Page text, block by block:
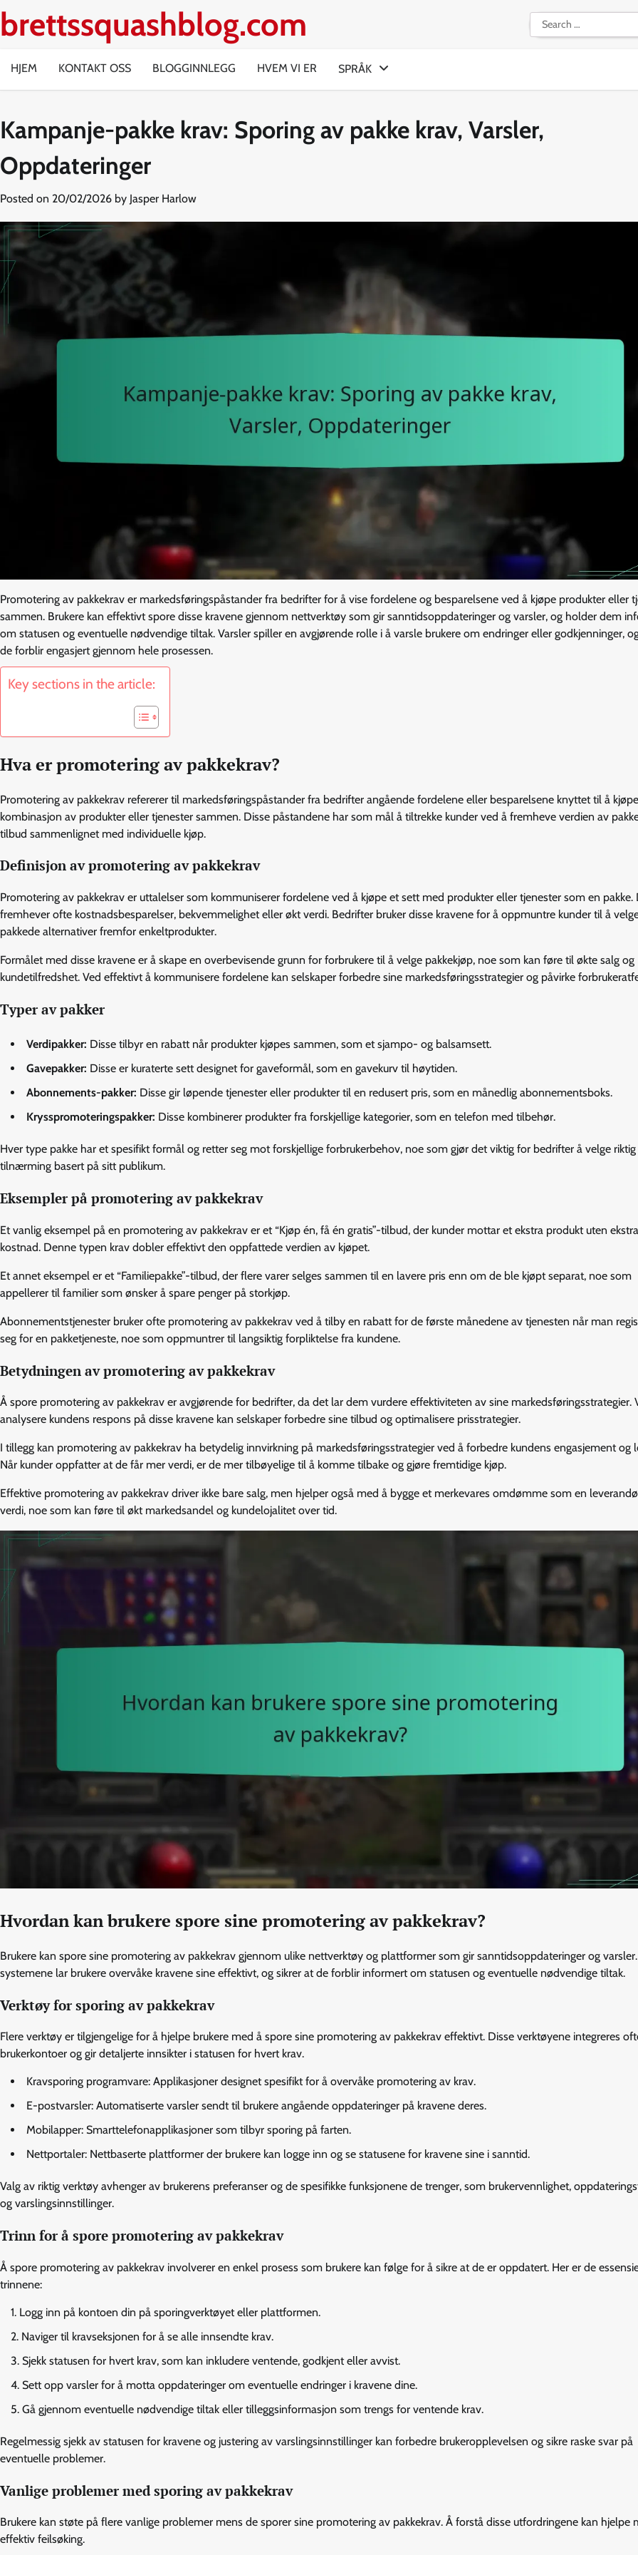
to
brettssquashblog.com
Search
for:
HJEM KONTAKT OSS BLOGGINNLEGG HVEM VI ER SPRÅK
Kampanje-pakke krav: Sporing av pakke krav, Varsler,
Oppdateringer
Posted on 20/02/2026 by Jasper Harlow
Promotering av pakkekrav er markedsføringspåstander fra bedrifter for å vise fordelene og besparelsene ved å kjøpe produkter eller
sammen. Brukere kan effektivt spore disse kravene gjennom nettverktøy som gir sanntidsoppdateringer og varsler, og holder dem
om statusen og eventuelle nødvendige tiltak. Varsler spiller en avgjørende rolle i å varsle brukere om endringer eller godkjenninger,
de forblir engasjert gjennom hele prosessen.
Key sections in the article:
Hva er promotering av pakkekrav?
Promotering av pakkekrav refererer til markedsføringspåstander fra bedrifter angående fordelene eller besparelsene knyttet til å
kombinasjon av produkter eller tjenester sammen. Disse påstandene har som mål å tiltrekke kunder ved å fremheve verdien av
tilbud sammenlignet med individuelle kjøp.
Definisjon av promotering av pakkekrav
Promotering av pakkekrav er uttalelser som kommuniserer fordelene ved å kjøpe et sett med produkter eller tjenester som en pakke.
fremhever ofte kostnadsbesparelser, bekvemmelighet eller økt verdi. Bedrifter bruker disse kravene for å oppmuntre kunder til å
pakkede alternativer fremfor enkeltprodukter.
Formålet med disse kravene er å skape en overbevisende grunn for forbrukere til å velge pakkekjøp, noe som kan føre til økte salg og
kundetilfredshet. Ved effektivt å kommunisere fordelene kan selskaper forbedre sine markedsføringsstrategier og påvirke
Typer av pakker
Verdipakker: Disse tilbyr en rabatt når produkter kjøpes sammen, som et sjampo- og balsamsett.
Gavepakker: Disse er kuraterte sett designet for gaveformål, som en gavekurv til høytiden.
Abonnements-pakker: Disse gir løpende tjenester eller produkter til en redusert pris, som en månedlig abonnementsboks.
Krysspromoteringspakker: Disse kombinerer produkter fra forskjellige kategorier, som en telefon med tilbehør.
Hver type pakke har et spesifikt formål og retter seg mot forskjellige forbrukerbehov, noe som gjør det viktig for bedrifter å velge riktig
tilnærming basert på sitt publikum.
Eksempler på promotering av pakkekrav
Et vanlig eksempel på en promotering av pakkekrav er et “Kjøp én, få én gratis”-tilbud, der kunder mottar et ekstra produkt uten ekstra
kostnad. Denne typen krav dobler effektivt den oppfattede verdien av kjøpet.
Et annet eksempel er et “Familiepakke”-tilbud, der flere varer selges sammen til en lavere pris enn om de ble kjøpt separat, noe som
appellerer til familier som ønsker å spare penger på storkjøp.
Abonnementstjenester bruker ofte promotering av pakkekrav ved å tilby en rabatt for de første månedene av tjenesten når man
seg for en pakketjeneste, noe som oppmuntrer til langsiktig forpliktelse fra kundene.
Betydningen av promotering av pakkekrav
Å spore promotering av pakkekrav er avgjørende for bedrifter, da det lar dem vurdere effektiviteten av sine markedsføringsstrategier.
analysere kundens respons på disse kravene kan selskaper forbedre sine tilbud og optimalisere prisstrategier.
I tillegg kan promotering av pakkekrav ha betydelig innvirkning på markedsføringsstrategier ved å forbedre kundens engasjement og
Når kunder oppfatter at de får mer verdi, er de mer tilbøyelige til å komme tilbake og gjøre fremtidige kjøp.
Effektive promotering av pakkekrav driver ikke bare salg, men hjelper også med å bygge et merkevares omdømme som en
verdi, noe som kan føre til økt markedsandel og kundelojalitet over tid.
Hvordan kan brukere spore sine promotering av pakkekrav?
Brukere kan spore sine promotering av pakkekrav gjennom ulike nettverktøy og plattformer som gir sanntidsoppdateringer og
systemene lar brukere overvåke kravene sine effektivt, og sikrer at de forblir informert om statusen og eventuelle nødvendige tiltak.
Verktøy for sporing av pakkekrav
Flere verktøy er tilgjengelige for å hjelpe brukere med å spore sine promotering av pakkekrav effektivt. Disse verktøyene integreres
brukerkontoer og gir detaljerte innsikter i statusen for hvert krav.
Kravsporing programvare: Applikasjoner designet spesifikt for å overvåke promotering av krav.
E-postvarsler: Automatiserte varsler sendt til brukere angående oppdateringer på kravene deres.
Mobilapper: Smarttelefonapplikasjoner som tilbyr sporing på farten.
Nettportaler: Nettbaserte plattformer der brukere kan logge inn og se statusene for kravene sine i sanntid.
Valg av riktig verktøy avhenger av brukerens preferanser og de spesifikke funksjonene de trenger, som brukervennlighet,
og varslingsinnstillinger.
Trinn for å spore promotering av pakkekrav
Å spore promotering av pakkekrav involverer en enkel prosess som brukere kan følge for å sikre at de er oppdatert. Her er de
trinnene:
Logg inn på kontoen din på sporingverktøyet eller plattformen.
Naviger til kravseksjonen for å se alle innsendte krav.
Sjekk statusen for hvert krav, som kan inkludere ventende, godkjent eller avvist.
Sett opp varsler for å motta oppdateringer om eventuelle endringer i kravene dine.
Gå gjennom eventuelle nødvendige tiltak eller tilleggsinformasjon som trengs for ventende krav.
Regelmessig sjekk av statusen for kravene og justering av varslingsinnstillinger kan forbedre brukeropplevelsen og sikre raske svar på
eventuelle problemer.
Vanlige problemer med sporing av pakkekrav
Brukere kan støte på flere vanlige problemer mens de sporer sine promotering av pakkekrav. Å forstå disse utfordringene kan hjelpe
effektiv feilsøking.